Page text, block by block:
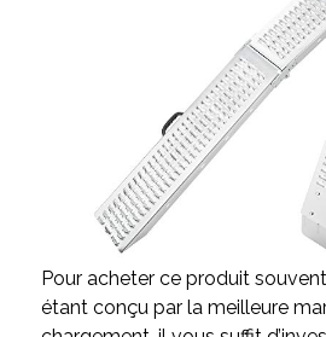
Pour acheter ce produit
étant conçu par la meilleure